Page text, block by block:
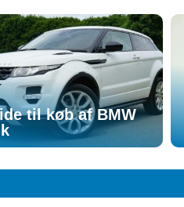
til køb af BMW